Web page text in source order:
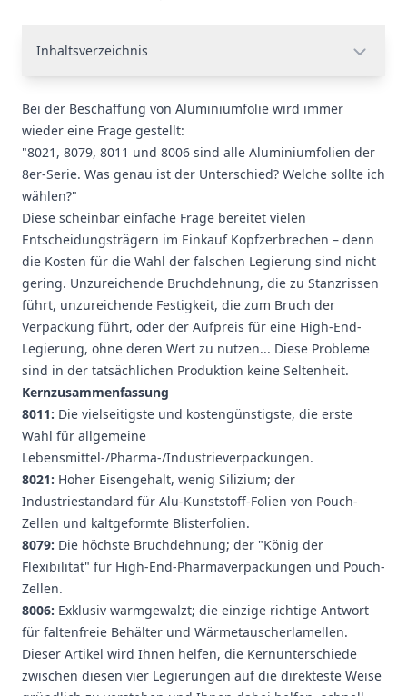
Inhaltsverzeichnis
Bei der Beschaffung von Aluminiumfolie wird immer
wieder eine Frage gestellt:
"8021, 8079, 8011 und 8006 sind alle Aluminiumfolien der
8er-Serie. Was genau ist der Unterschied? Welche sollte ich
wählen?"
Diese scheinbar einfache Frage bereitet vielen
Entscheidungsträgern im Einkauf Kopfzerbrechen – denn
die Kosten für die Wahl der falschen Legierung sind nicht
gering. Unzureichende Bruchdehnung, die zu Stanzrissen
führt, unzureichende Festigkeit, die zum Bruch der
Verpackung führt, oder der Aufpreis für eine High-End-
Legierung, ohne deren Wert zu nutzen... Diese Probleme
sind in der tatsächlichen Produktion keine Seltenheit.
Kernzusammenfassung
8011: Die vielseitigste und kostengünstigste, die erste
Wahl für allgemeine
Lebensmittel-/Pharma-/Industrieverpackungen.
8021: Hoher Eisengehalt, wenig Silizium; der
Industriestandard für Alu-Kunststoff-Folien von Pouch-
Zellen und kaltgeformte Blisterfolien.
8079: Die höchste Bruchdehnung; der "König der
Flexibilität" für High-End-Pharmaverpackungen und Pouch-
Zellen.
8006: Exklusiv warmgewalzt; die einzige richtige Antwort
für faltenfreie Behälter und Wärmetauscherlamellen.
Dieser Artikel wird Ihnen helfen, die Kernunterschiede
zwischen diesen vier Legierungen auf die direkteste Weise